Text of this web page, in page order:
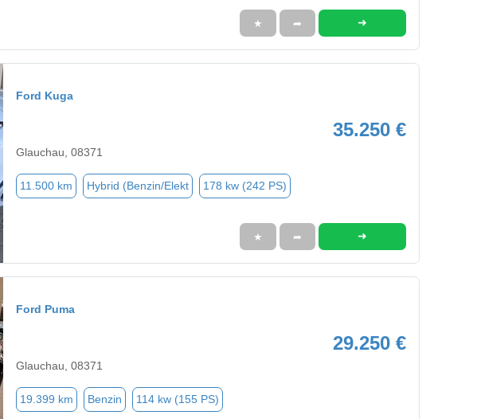
★ ➦ ➜
Ford Kuga
35.250 €
Glauchau, 08371
11.500 km Hybrid (Benzin/Elekt 178 kw (242 PS)
★ ➦ ➜
Ford Puma
29.250 €
Glauchau, 08371
19.399 km Benzin 114 kw (155 PS)